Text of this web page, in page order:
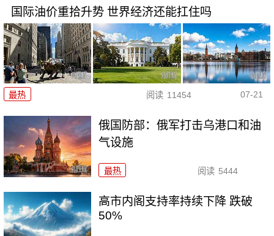
国际油价重拾升势 世界经济还能扛住吗
最热 阅读 11454 07-21
俄国防部：俄军打击乌港口和油
气设施
最热 阅读 5444
高市内阁支持率持续下降 跌破
50%